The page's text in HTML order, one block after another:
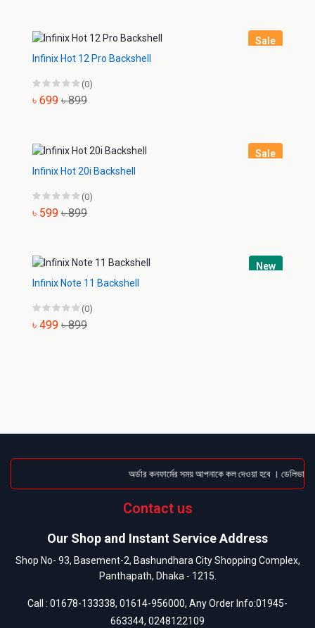
Sale
Infinix Hot 12 Pro Backshell
(0)
৳ 699 ৳ 899
Sale
Infinix Hot 20i Backshell
(0)
৳ 599 ৳ 899
New
Infinix Note 11 Backshell
(0)
৳ 499 ৳ 899
অর্ডার কনফার্মের সময় আপনাকে কল দেওয়া হবে ।
Contact us
Our Shop and Instant Service Address
Shop No- 93, Basement-2, Bashundhara City Shopping Complex,
Panthapath, Dhaka - 1215.
Call : 01678-133338, 01614-956000, Any Order Info:01945-
663344, 0248122109